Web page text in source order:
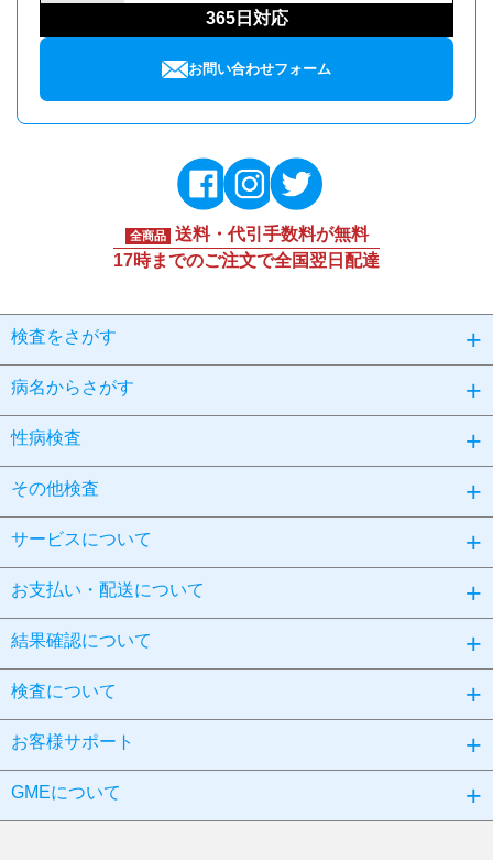
365日対応
お問い合わせフォーム
全商品 送料・代引手数料が無料
17時までのご注文で全国翌日配達
検査をさがす
病名からさがす
性病検査
その他検査
サービスについて
お支払い・配送について
結果確認について
検査について
お客様サポート
GMEについて